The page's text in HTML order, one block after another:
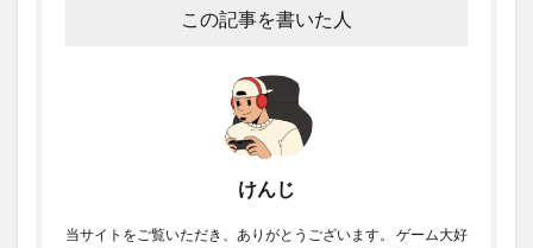
この記事を書いた人
けんじ
当サイトをご覧いただき、ありがとうございます。 ゲーム大好